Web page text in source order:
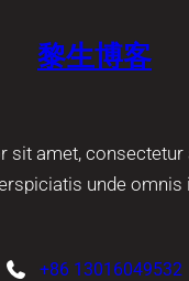
黎生博客
sit amet, consectetur
unde omnis
+86 13016049532